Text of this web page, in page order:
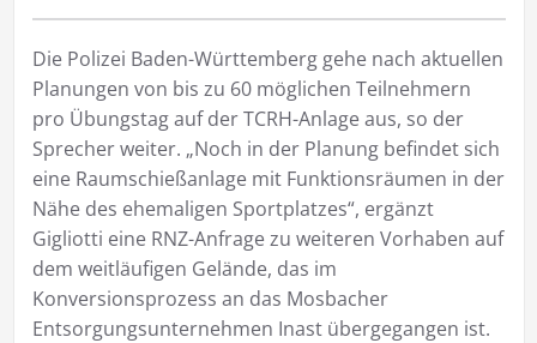
Die Polizei Baden-Württemberg gehe nach aktuellen
Planungen von bis zu 60 möglichen Teilnehmern
pro Übungstag auf der TCRH-Anlage aus, so der
Sprecher weiter. „Noch in der Planung befindet sich
eine Raumschießanlage mit Funktionsräumen in der
Nähe des ehemaligen Sportplatzes“, ergänzt
Gigliotti eine RNZ-Anfrage zu weiteren Vorhaben auf
dem weitläufigen Gelände, das im
Konversionsprozess an das Mosbacher
Entsorgungsunternehmen Inast übergegangen ist.